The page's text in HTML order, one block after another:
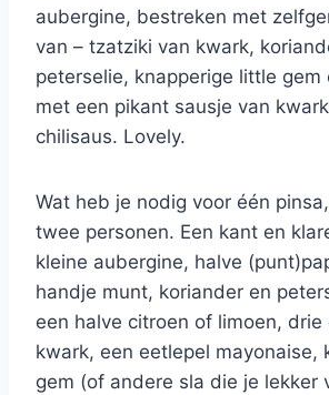
aubergine, bestreken met
van – tzatziki van kwark,
peterselie, knapperige little gem
met een pikant sausje van
chilisaus. Lovely.
Wat heb je nodig voor één
twee personen. Een kant en
kleine aubergine, halve
handje munt, koriander en
een halve citroen of limoen, drie
kwark, een eetlepel mayonaise,
gem (of andere sla die je lekker